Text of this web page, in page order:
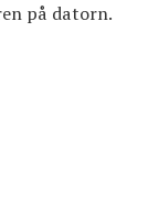
på datorn.